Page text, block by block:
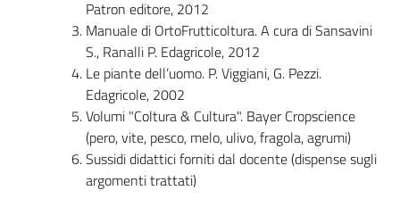
Patron editore, 2012
Manuale di OrtoFrutticoltura. A cura di Sansavini
S., Ranalli P. Edagricole, 2012
Le piante dell’uomo. P. Viggiani, G. Pezzi.
Edagricole, 2002
Volumi "Coltura & Cultura". Bayer Cropscience
(pero, vite, pesco, melo, ulivo, fragola, agrumi)
Sussidi didattici forniti dal docente (dispense sugli
argomenti trattati)